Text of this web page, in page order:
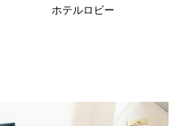
ホテルロビー